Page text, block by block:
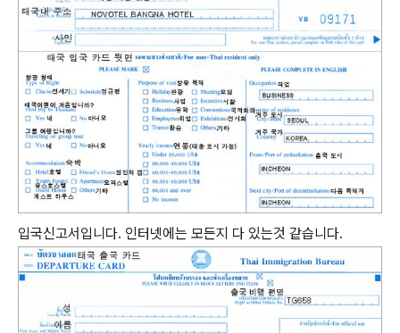
입국신고서입니다. 인터넷에는 모든지 다 있는것 같습니다.